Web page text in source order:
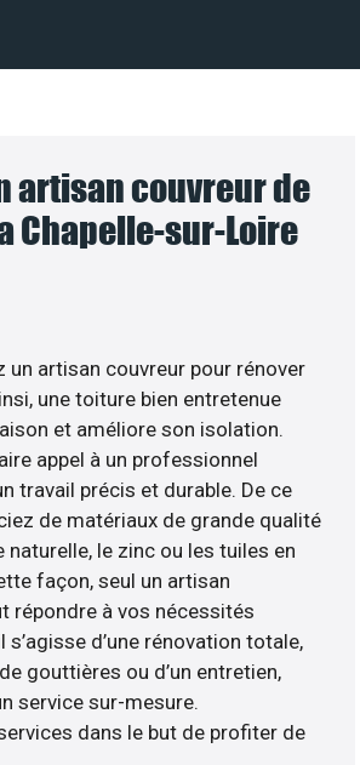
artisan couvreur de
Chapelle-sur-Loire
un artisan couvreur pour rénover
une toiture bien entretenue
et améliore son isolation.
appel à un professionnel
travail précis et durable. De ce
de matériaux de grande qualité
naturelle, le zinc ou les tuiles en
façon, seul un artisan
répondre à vos nécessités
s’agisse d’une rénovation totale,
gouttières ou d’un entretien,
service sur-mesure.
dans le but de profiter de